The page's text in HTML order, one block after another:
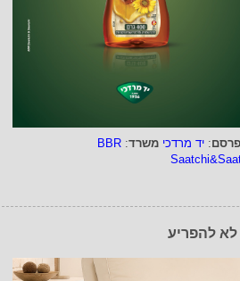
: יד מרדכי משרד:
BBR
לא להפריע